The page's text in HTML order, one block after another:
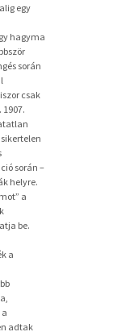
egy
hagyma
során
csak
során –
helyre.
a
be.
a
adtak